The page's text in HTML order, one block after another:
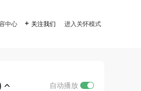
中心  关注我们 进入关怀模式
自动播放